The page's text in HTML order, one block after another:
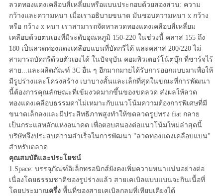
ลวดทองแดงเคลือบสี่เหลี่ยมหรือแบนประกอบด้วยสองส่วน: ความ
กว้างและความหนา เมื่อเราอธิบายขนาด มันชอบความหนา x กว้าง
หรือ กว้าง x หนา เราสามารถจัดหาลวดทองแดงเคลือบสี่เหลี่ยม
เคลือบด้วยตนเองที่มีระดับอุณหภูมิ 150-220 ในช่วงนี้ คลาส 155 ถึง
180 เป็นลวดทองแดงเคลือบแบนที่บัดกรีได้ และคลาส 200/220 ไม่
สามารถบัดกรีด้วยตัวเองได้ ในปัจจุบัน คอมพิวเตอร์โน้ตบุ๊ก ที่ชาร์จไร้
สาย...และผลิตภัณฑ์ 3C อื่น ๆ อีกมากมายได้รับการออกแบบมาเพื่อให้
มีรูปร่างและโครงสร้าง เบาบางสั้นและเล็กที่สุดในขณะที่การพัฒนา
นี้ต้องการคุณลักษณะที่เข้มงวดมากขึ้นของขดลวด ส่งผลให้ลวด
ทองแดงเคลือบธรรมดาไม่เหมาะกับแนวโน้มความต้องการพิเศษที่มี
ขนาดเล็กลงและมีประสิทธิภาพสูงทำให้ขดลวดรูปทรง fiat กลาย
เป็นกระแสหลักแห่งอนาคต เพื่อตอบสนองต่อแนวโน้มใหม่ล่าสุดนี้
บริษัทจึงประสบความสำเร็จในการพัฒนา "ลวดทองแดงเคลือบแบน"
สำหรับตลาด
คุณสมบัติและประโยชน์
1.Space: บรรจุภัณฑ์อิเล็กทรอนิกส์ยังคงเพิ่มความหนาแน่นอย่างต่อ
เนื่องโดยธรรมชาติของรูปร่างแล้ว สายเคเบิลแบบแบนจะกินเนื้อที่
โดยประมาณครึ่งพื้นที่ของสายเคเบิลกลมที่เทียบเคียงได้